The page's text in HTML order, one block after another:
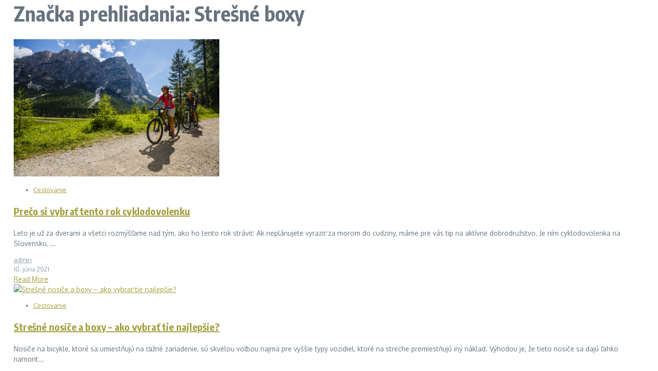
Značka prehliadania: Strešné boxy
Cestovanie
Prečo si vybrať tento rok cyklodovolenku
Leto je už za dverami a všetci rozmýšľame nad tým, ako ho tento rok stráviť. Ak neplánujete vyraziť za morom do cudziny, máme pre vás tip na aktívne dobrodružstvo. Je ním cyklodovolenka na
Slovensku, ...
admin
10. júna 2021
Read More
Cestovanie
Strešné nosiče a boxy – ako vybrať tie najlepšie?
Nosiče na bicykle, ktoré sa umiestňujú na ťažné zariadenie, sú skvelou voľbou najmä pre vyššie typy vozidiel, ktoré na streche premiestňujú iný náklad. Výhodou je, že tieto nosiče sa dajú ľahko
namont...